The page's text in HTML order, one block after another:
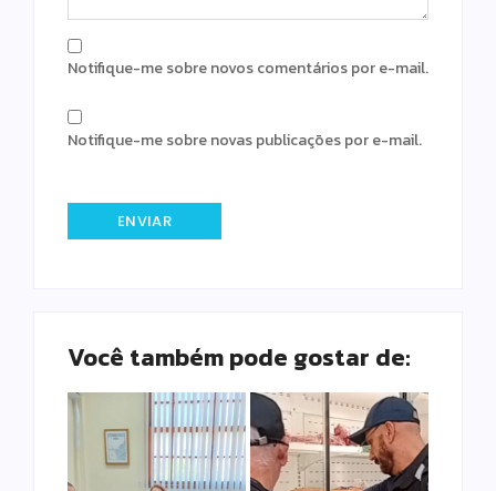
Notifique-me sobre novos comentários por e-mail.
Notifique-me sobre novas publicações por e-mail.
Você também pode gostar de: